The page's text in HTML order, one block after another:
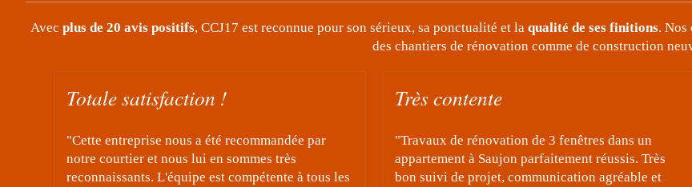
Avec plus de 20 avis positifs, CCJ17 est reconnue pour son sérieux, sa ponctualité et la qualité de ses finitions. Nos
des chantiers de rénovation comme de construction
par
très
compétente à tous les
Très contente
"Travaux de rénovation de 3 fenêtres dans un
appartement à Saujon parfaitement réussis. Très
bon suivi de projet, communication agréable et
"bonjour je faits un rectificatif
avis sur le moment je n.ais
ne fat pas oublier le commercial